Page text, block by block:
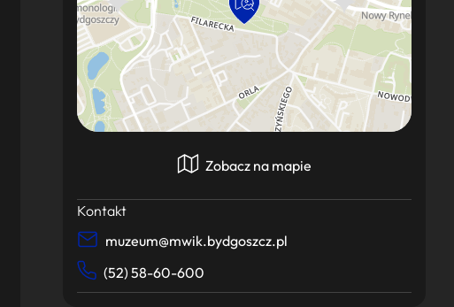
Zobacz na mapie
Kontakt
muzeum@mwik.bydgoszcz.pl
(52) 58-60-600